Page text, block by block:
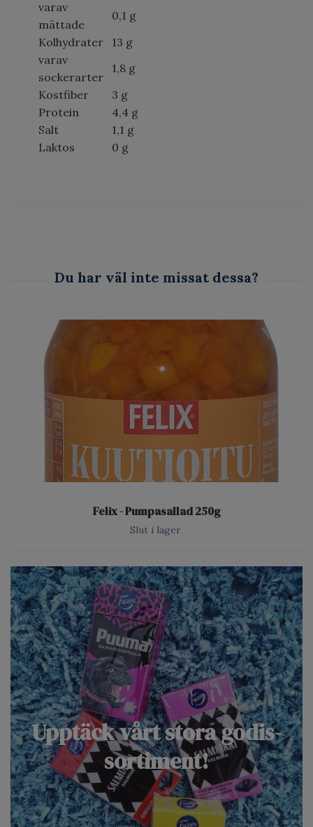
Upptäck vårt stora godis-
sortiment!
varav
mättade
0,1 g
Kolhydrater
13 g
varav
sockerarter
1,8 g
Kostfiber
3 g
Protein
4,4 g
Salt
1,1 g
Laktos
0 g
Felix - Pumpasallad 250g
Slut i lager